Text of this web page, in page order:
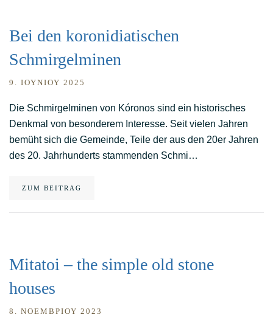
Bei den koronidiatischen
Schmirgelminen
9. ΙΟΥΝΊΟΥ 2025
Die Schmirgelminen von Kóronos sind ein historisches
Denkmal von besonderem Interesse. Seit vielen Jahren
bemüht sich die Gemeinde, Teile der aus den 20er Jahren
des 20. Jahrhunderts stammenden Schmi…
ZUM BEITRAG
Mitatoi – the simple old stone
houses
8. ΝΟΕΜΒΡΊΟΥ 2023